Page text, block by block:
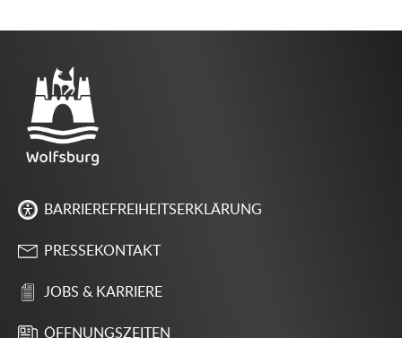
BARRIEREFREIHEITSERKLÄRUNG
PRESSEKONTAKT
JOBS & KARRIERE
ÖFFNUNGSZEITEN